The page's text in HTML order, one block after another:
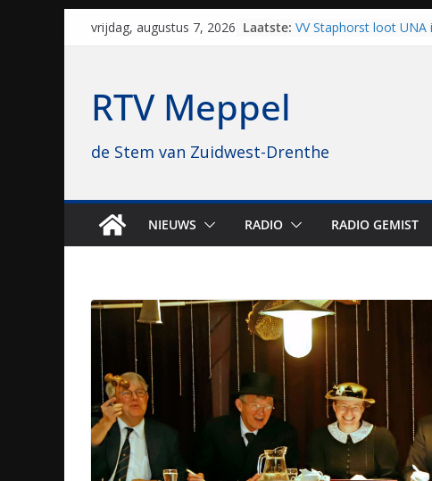
Skipvrijdag, augustus 7, 2026 Laatste: VV Staphorst loot UNA
Hoogeveen over: “Dit is
brullende motoren:
grasbaanraces staan
RTV Meppel
de Stem van Zuidwest-Drenthe
NIEUWS RADIO RADIO GEMIST